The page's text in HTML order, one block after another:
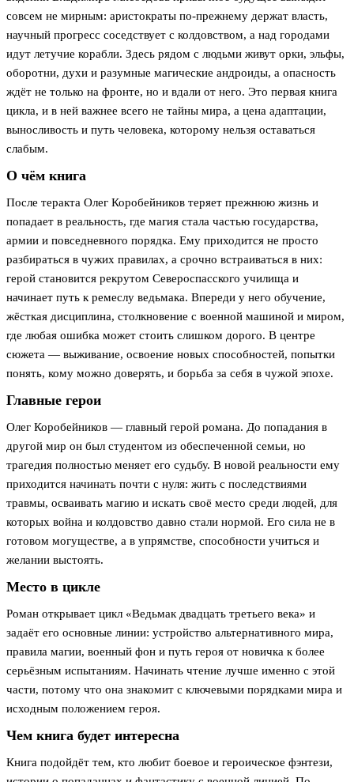
совсем не мирным: аристократы по-прежнему держат власть,
научный прогресс соседствует с колдовством, а над городами
идут летучие корабли. Здесь рядом с людьми живут орки, эльфы,
оборотни, духи и разумные магические андроиды, а опасность
ждёт не только на фронте, но и вдали от него. Это первая книга
цикла, и в ней важнее всего не тайны мира, а цена адаптации,
выносливость и путь человека, которому нельзя оставаться
слабым.
О чём книга
После теракта Олег Коробейников теряет прежнюю жизнь и
попадает в реальность, где магия стала частью государства,
армии и повседневного порядка. Ему приходится не просто
разбираться в чужих правилах, а срочно встраиваться в них:
герой становится рекрутом Североспасского училища и
начинает путь к ремеслу ведьмака. Впереди у него обучение,
жёсткая дисциплина, столкновение с военной машиной и миром,
где любая ошибка может стоить слишком дорого. В центре
сюжета — выживание, освоение новых способностей, попытки
понять, кому можно доверять, и борьба за себя в чужой эпохе.
Главные герои
Олег Коробейников — главный герой романа. До попадания в
другой мир он был студентом из обеспеченной семьи, но
трагедия полностью меняет его судьбу. В новой реальности ему
приходится начинать почти с нуля: жить с последствиями
травмы, осваивать магию и искать своё место среди людей, для
которых война и колдовство давно стали нормой. Его сила не в
готовом могуществе, а в упрямстве, способности учиться и
желании выстоять.
Место в цикле
Роман открывает цикл «Ведьмак двадцать третьего века» и
задаёт его основные линии: устройство альтернативного мира,
правила магии, военный фон и путь героя от новичка к более
серьёзным испытаниям. Начинать чтение лучше именно с этой
части, потому что она знакомит с ключевыми порядками мира и
исходным положением героя.
Чем книга будет интересна
Книга подойдёт тем, кто любит боевое и героическое фэнтези,